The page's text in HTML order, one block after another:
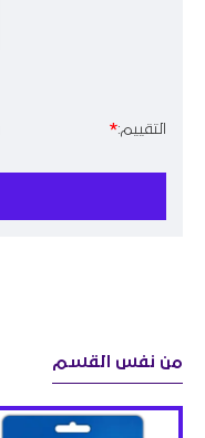
التقييم:
من نفس القسم